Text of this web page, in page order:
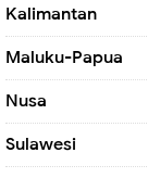
Kalimantan
Maluku-Papua
Nusa
Sulawesi